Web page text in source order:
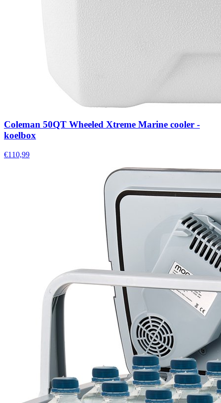
Coleman 50QT Wheeled Xtreme Marine cooler -
koelbox
€110,99